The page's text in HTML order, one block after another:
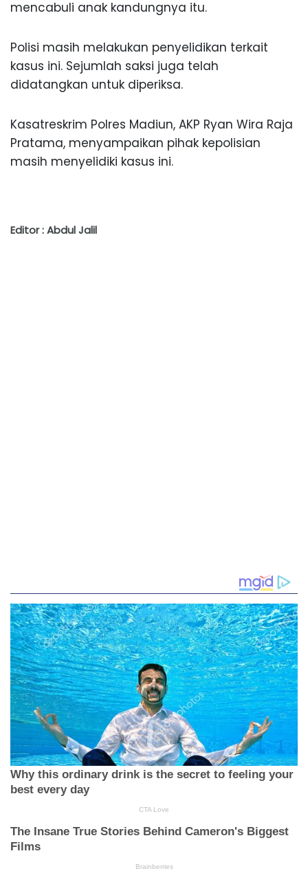
mencabuli anak kandungnya itu.
Polisi masih melakukan penyelidikan terkait
kasus ini. Sejumlah saksi juga telah
didatangkan untuk diperiksa.
Kasatreskrim Polres Madiun, AKP Ryan Wira Raja
Pratama, menyampaikan pihak kepolisian
masih menyelidiki kasus ini.
Editor : Abdul Jalil